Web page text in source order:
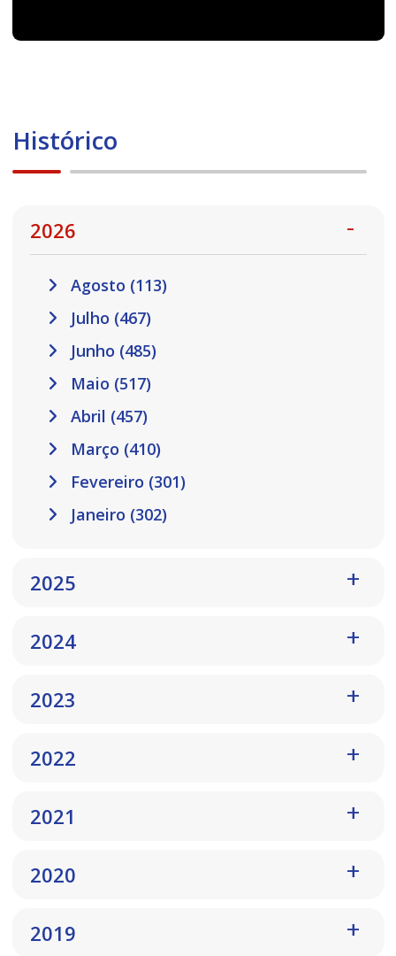
Histórico
2026
Agosto (113)
Julho (467)
Junho (485)
Maio (517)
Abril (457)
Março (410)
Fevereiro (301)
Janeiro (302)
2025
2024
2023
2022
2021
2020
2019